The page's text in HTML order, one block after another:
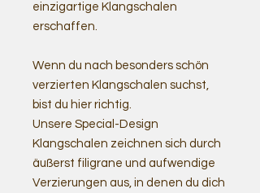
einzigartige Klangschalen
erschaffen.
Wenn du nach besonders schön
verzierten Klangschalen suchst,
bist du hier richtig.
Unsere Special-Design
Klangschalen zeichnen sich durch
äußerst filigrane und aufwendige
Verzierungen aus, in denen du dich